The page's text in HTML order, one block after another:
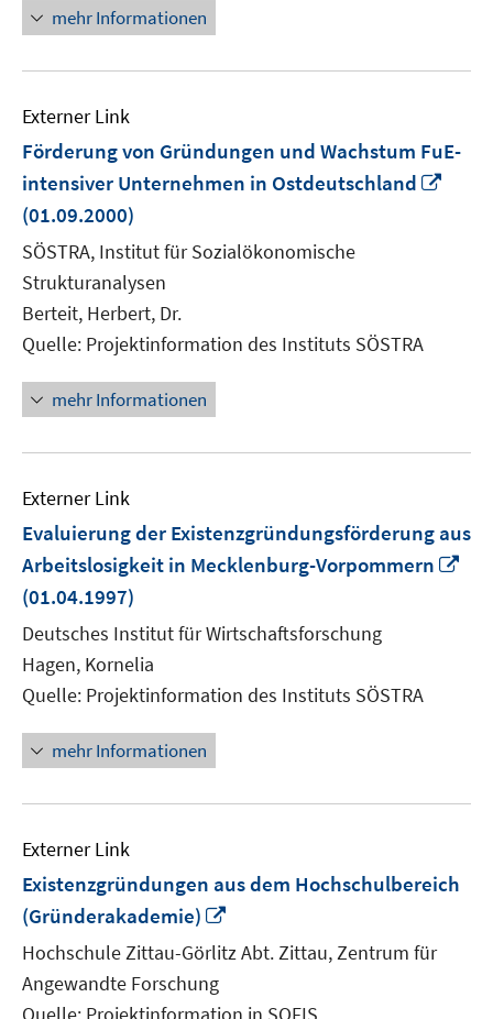
mehr Informationen
Externer Link
Förderung von Gründungen und Wachstum FuE-
intensiver Unternehmen in Ostdeutschland
(01.09.2000)
SÖSTRA, Institut für Sozialökonomische
Strukturanalysen
Berteit, Herbert, Dr.
Quelle: Projektinformation des Instituts SÖSTRA
mehr Informationen
Externer Link
Evaluierung der Existenzgründungsförderung aus
Arbeitslosigkeit in Mecklenburg-Vorpommern
(01.04.1997)
Deutsches Institut für Wirtschaftsforschung
Hagen, Kornelia
Quelle: Projektinformation des Instituts SÖSTRA
mehr Informationen
Externer Link
Existenzgründungen aus dem Hochschulbereich
(Gründerakademie)
neuem
Fenster
Hochschule Zittau-Görlitz Abt. Zittau, Zentrum für
Angewandte Forschung